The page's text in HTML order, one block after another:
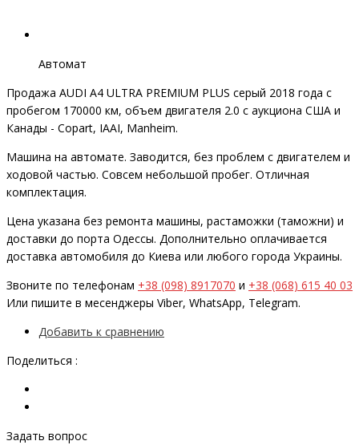
Автомат
Продажа AUDI A4 ULTRA PREMIUM PLUS серый 2018 года с
пробегом 170000 км, объем двигателя 2.0 с аукциона США и
Канады - Copart, IAAI, Manheim.
Машина на автомате. Заводится, без проблем с двигателем и
ходовой частью. Совсем небольшой пробег. Отличная
комплектация.
Цена указана без ремонта машины, растаможки (таможни) и
доставки до порта Одессы. Дополнительно оплачивается
доставка автомобиля до Киева или любого города Украины.
Звоните по телефонам +38 (098) 8917070 и +38 (068) 615 40 03
Или пишите в месенджеры Viber, WhatsApp, Telegram.
Добавить к сравнению
Поделиться :
Задать вопрос